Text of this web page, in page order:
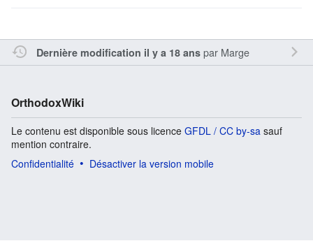
Dernière modification il y a 18 anspar Marge
OrthodoxWiki
Le contenu est disponible sous licence GFDL / CC by-sa sauf
mention contraire.
Confidentialité
Désactiver la version mobile